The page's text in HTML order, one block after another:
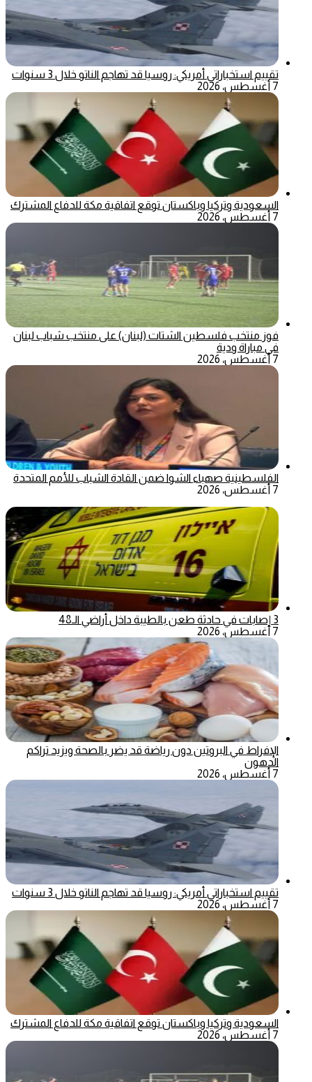
تقييم استخباراتي أمريكي: روسيا قد تهاجم الناتو خلال 3 سنوات
7 أغسطس، 2026
السعودية وتركيا وباكستان توقع اتفاقية مكة للدفاع المشترك
7 أغسطس، 2026
فوز منتخب فلسطين الشتات (لبنان) على منتخب شباب لبنان
في مباراة ودية
7 أغسطس، 2026
الفلسطينية صهباء الشوا ضمن القادة الشباب للأمم المتحدة
7 أغسطس، 2026
3 إصابات في حادثة طعن بالطيبة داخل أراضي الـ48
7 أغسطس، 2026
الإفراط في البروتين دون رياضة قد يضر بالصحة ويزيد تراكم
الدهون
7 أغسطس، 2026
تقييم استخباراتي أمريكي: روسيا قد تهاجم الناتو خلال 3 سنوات
7 أغسطس، 2026
السعودية وتركيا وباكستان توقع اتفاقية مكة للدفاع المشترك
7 أغسطس، 2026